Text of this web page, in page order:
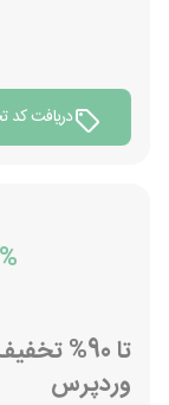
دریافت کد
تا 90%
وردپرس